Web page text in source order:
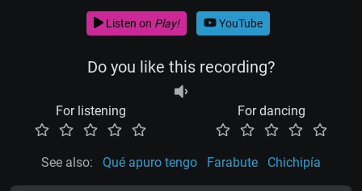
Listen on Play! YouTube
Do you like this recording?
For listening For dancing
See also: Qué apuro tengo Farabute Chichipía